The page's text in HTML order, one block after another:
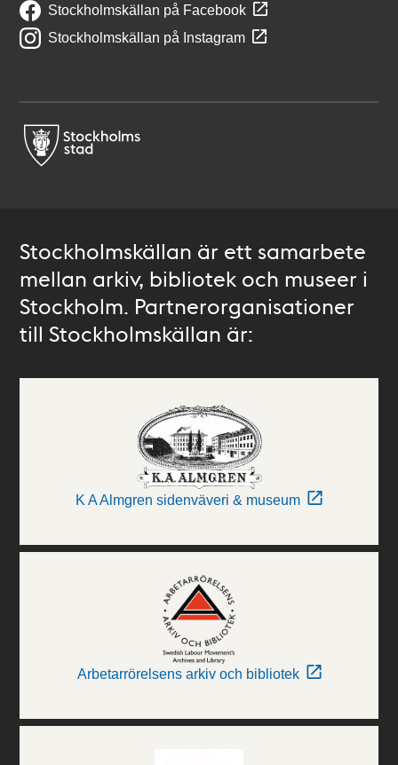
Stockholmskällan på Facebook
Stockholmskällan på Instagram
Stockholmskällan är ett samarbete
mellan arkiv, bibliotek och museer i
Stockholm. Partnerorganisationer
till Stockholmskällan är:
K A Almgren sidenväveri & museum
Arbetarrörelsens arkiv och bibliotek